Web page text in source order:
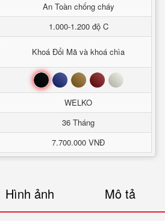
An Toàn chống cháy
1.000-1.200 độ C
Khoá Đổi Mã và khoá chìa
Đen Xanh Nâu Đỏ Trắng
WELKO
36 Tháng
7.700.000 VNĐ
Hình ảnh Mô tả